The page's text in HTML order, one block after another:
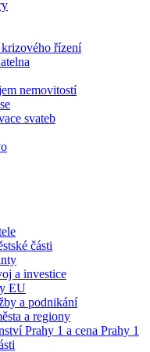
řízení
nemovitostí
svateb
části
a investice
EU
a podnikání
a regiony
Prahy 1 a cena Prahy 1